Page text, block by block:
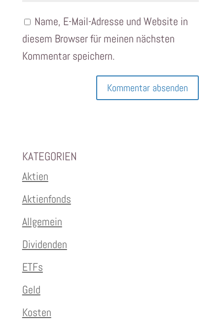
Name, E-Mail-Adresse und Website in
diesem Browser für meinen nächsten
Kommentar speichern.
KATEGORIEN
Aktien
Aktienfonds
Allgemein
Dividenden
ETFs
Geld
Kosten